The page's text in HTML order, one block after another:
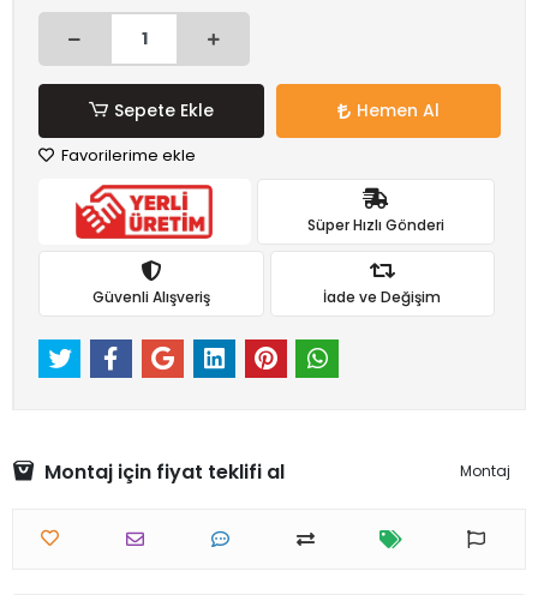
Sepete Ekle Hemen Al
Favorilerime ekle
Süper Hızlı Gönderi
Güvenli Alışveriş İade ve Değişim
Montaj için fiyat teklifi al Montaj